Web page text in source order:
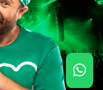
2024